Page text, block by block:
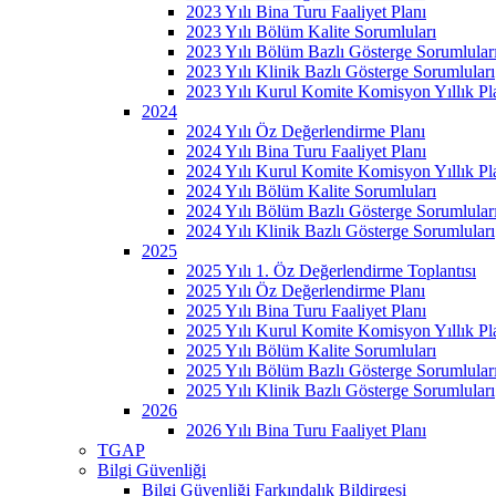
2023 Yılı Bina Turu Faaliyet Planı
2023 Yılı Bölüm Kalite Sorumluları
2023 Yılı Bölüm Bazlı Gösterge Sorumluları
2023 Yılı Klinik Bazlı Gösterge Sorumluları
2023 Yılı Kurul Komite Komisyon Yıllık
2024
2024 Yılı Öz Değerlendirme Planı
2024 Yılı Bina Turu Faaliyet Planı
2024 Yılı Kurul Komite Komisyon Yıllık
2024 Yılı Bölüm Kalite Sorumluları
2024 Yılı Bölüm Bazlı Gösterge Sorumluları
2024 Yılı Klinik Bazlı Gösterge Sorumluları
2025
2025 Yılı 1. Öz Değerlendirme Toplantısı
2025 Yılı Öz Değerlendirme Planı
2025 Yılı Bina Turu Faaliyet Planı
2025 Yılı Kurul Komite Komisyon Yıllık
2025 Yılı Bölüm Kalite Sorumluları
2025 Yılı Bölüm Bazlı Gösterge Sorumluları
2025 Yılı Klinik Bazlı Gösterge Sorumluları
2026
2026 Yılı Bina Turu Faaliyet Planı
TGAP
Bilgi Güvenliği
Bilgi Güvenliği Farkındalık Bildirgesi